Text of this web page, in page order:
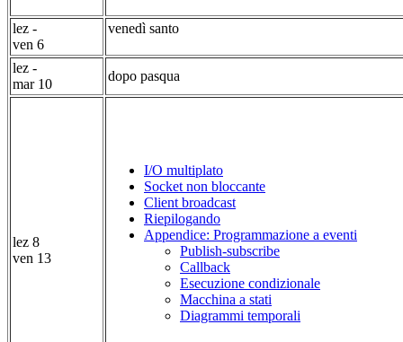
lez -
ven 6
venedì santo
lez -
mar 10
dopo pasqua
lez 8
ven 13
I/O multiplato
Socket non bloccante
Client broadcast
Riepilogando
Appendice: Programmazione a eventi
Publish-subscribe
Callback
Esecuzione condizionale
Macchina a stati
Diagrammi temporali